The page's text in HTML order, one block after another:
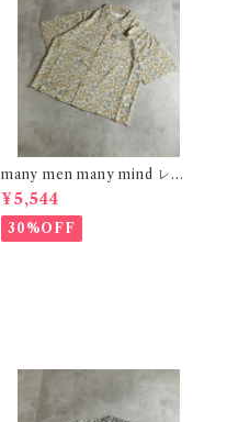
many men many mind レー
ヨン 総柄シャツ 花柄 イエロー
M2615061
¥5,544
30%OFF